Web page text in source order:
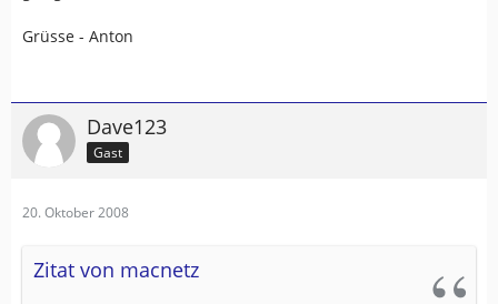
Grüsse - Anton
Dave123
Gast
20. Oktober 2008
Zitat von macnetz